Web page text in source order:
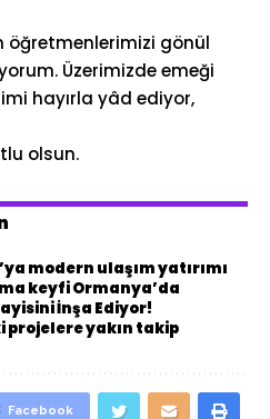
öğretmenlerimizi gönül
Üzerimizde emeği
hayırla yâd ediyor,
olsun.
modern ulaşım yatırımı
keyfi Ormanya’da
İnşa Ediyor!
projelere yakın takip
Facebook